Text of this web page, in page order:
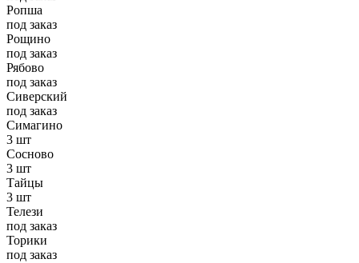
Ропша
под заказ
Рощино
под заказ
Рябово
под заказ
Сиверский
под заказ
Симагино
3 шт
Сосново
3 шт
Тайцы
3 шт
Телези
под заказ
Торики
под заказ